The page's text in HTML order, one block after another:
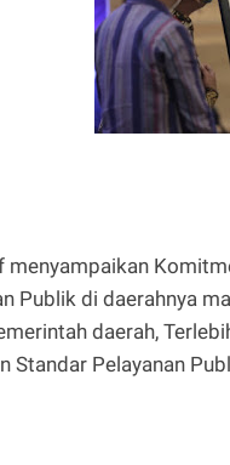
menyampaikan
Publik di daerahnya
daerah,
Standar Pelayanan